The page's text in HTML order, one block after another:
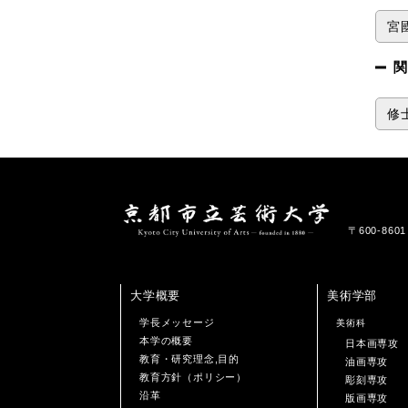
宮
修
〒600-
大学概要
学長メッセージ
本学の概要
教育・研究理念,目的
教育方針（ポリシー）
沿革
美術学部
美術科
日本画専攻
油画専攻
彫刻専攻
版画専攻